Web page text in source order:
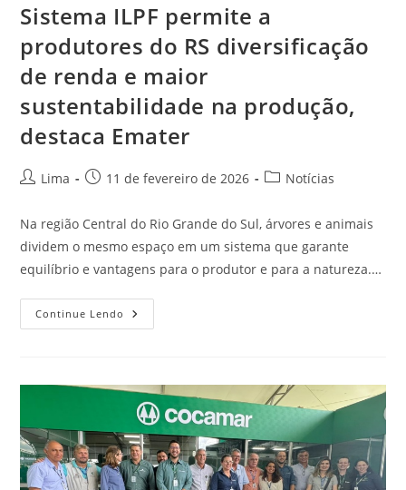
Sistema ILPF permite a
produtores do RS diversificação
de renda e maior
sustentabilidade na produção,
destaca Emater
Lima 11 de fevereiro de 2026 Notícias
Na região Central do Rio Grande do Sul, árvores e animais
dividem o mesmo espaço em um sistema que garante
equilíbrio e vantagens para o produtor e para a natureza.…
Continue Lendo